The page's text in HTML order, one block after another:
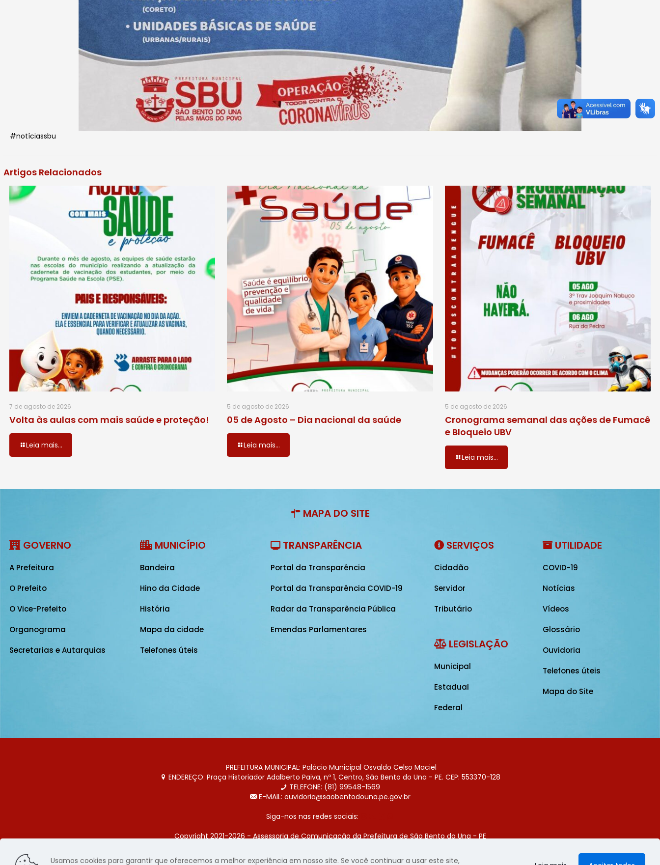
#notíciassbu
Artigos Relacionados
7 de agosto de 2026
Volta às aulas com mais saúde e proteção!
Leia mais...
5 de agosto de 2026
05 de Agosto – Dia nacional da saúde
Leia mais...
5 de agosto de 2026
Cronograma semanal das ações de Fumacê
e Bloqueio UBV
Leia mais...
MAPA DO SITE
GOVERNO
A Prefeitura
O Prefeito
O Vice-Prefeito
Organograma
Secretarias e Autarquias
MUNICÍPIO
Bandeira
Hino da Cidade
História
Mapa da cidade
Telefones úteis
TRANSPARÊNCIA
Portal da Transparência
Portal da Transparência COVID-19
Radar da Transparência Pública
Emendas Parlamentares
SERVIÇOS
Cidadão
Servidor
Tributário
LEGISLAÇÃO
Municipal
Estadual
Federal
UTILIDADE
COVID-19
Notícias
Vídeos
Glossário
Ouvidoria
Telefones úteis
Mapa do Site
PREFEITURA MUNICIPAL: Palácio Municipal Osvaldo Celso Maciel
ENDEREÇO: Praça Historiador Adalberto Paiva, nº 1, Centro, São Bento do Una - PE. CEP: 553370-128
TELEFONE: (81) 99548-1569
E-MAIL: ouvidoria@saobentodouna.pe.gov.br
Siga-nos nas redes sociais:
Copyright 2021-2026 - Assessoria de Comunicação da Prefeitura de São Bento do Una - PE
Página desenvolvida pela agência de publicidade LumusWeb - Agência Digital
Usamos cookies para garantir que oferecemos a melhor experiência em nosso site. Se você continuar a usar este site,